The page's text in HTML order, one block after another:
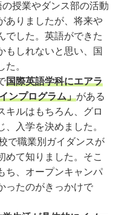
授業やダンス部の活動
ありましたが、将来や
でした。英語ができた
もしれないと思い、国
。
国際英語学科にエアラ
ンプログラム」がある
キルはもちろん、グロ
入学を決めました。
で職業別ガイダンスが
めて知りました。そこ
ち、オープンキャンパ
ったのがきっかけで